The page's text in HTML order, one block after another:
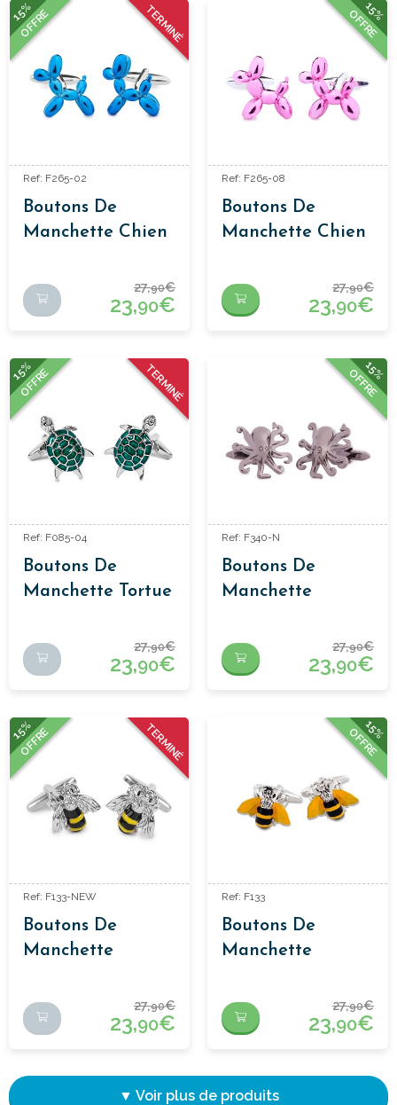
TERMINÉ
15%
OFFRE
Ref: F265-02
Boutons De
Manchette Chien
27,90€
23,90€
15%
OFFRE
Ref: F265-08
Boutons De
Manchette Chien
27,90€
23,90€
TERMINÉ
15%
OFFRE
Ref: F085-04
Boutons De
Manchette Tortue
27,90€
23,90€
15%
OFFRE
Ref: F340-N
Boutons De
Manchette
27,90€
23,90€
TERMINÉ
15%
OFFRE
Ref: F133-NEW
Boutons De
Manchette
27,90€
23,90€
15%
OFFRE
Ref: F133
Boutons De
Manchette
27,90€
23,90€
▼ Voir plus de produits